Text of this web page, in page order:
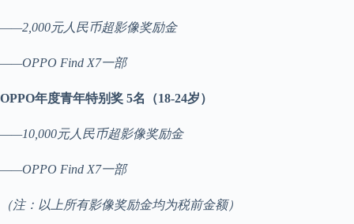
——2,000元人民币超影像奖励金
——OPPO Find X7一部
OPPO年度青年特别奖 5名（18-24岁）
——10,000元人民币超影像奖励金
——OPPO Find X7一部
（注：以上所有影像奖励金均为税前金额）